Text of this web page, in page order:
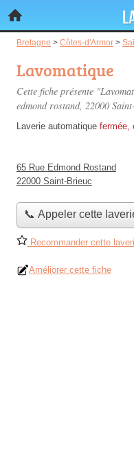
Bretagne > Côtes-d'Armor >
Lavomatique
Cette fiche présente
edmond rostand, 22000
Laverie automatique fermée,
65 Rue Edmond Rostand
22000 Saint-Brieuc
📞 Appeler cette
Recommander cette
Améliorer cette fiche